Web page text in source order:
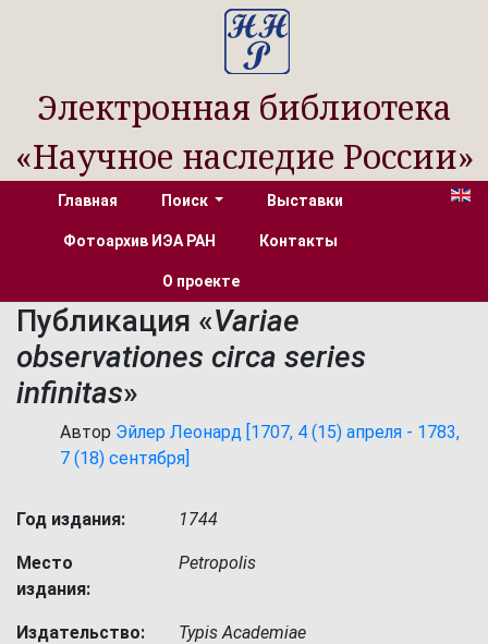
Электронная библиотека
«Научное наследие России»
Главная Поиск Выставки
Фотоархив ИЭА РАН Контакты
О проекте
Публикация «Variae
observationes circa series
infinitas»
Автор Эйлер Леонард [1707, 4 (15) апреля - 1783,
7 (18) сентября]
Год издания: 1744
Место
издания:
Petropolis
Издательство: Typis Academiae